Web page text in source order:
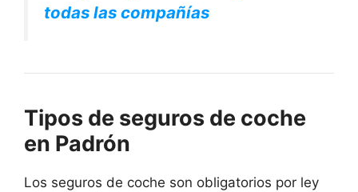
todas las compañías
Tipos de seguros de coche
en Padrón
Los seguros de coche son obligatorios por ley